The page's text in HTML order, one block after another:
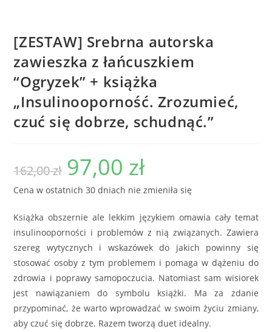
[ZESTAW] Srebrna autorska
zawieszka z łańcuszkiem
“Ogryzek” + książka
„Insulinooporność. Zrozumieć,
czuć się dobrze, schudnąć.”
162,00zł 97,00 zł
Cena w ostatnich 30 dniach nie zmieniła się
Książka obszernie ale lekkim językiem omawia cały temat
insulinooporności i problemów z nią związanych. Zawiera
szereg wytycznych i wskazówek do jakich powinny się
stosować osoby z tym problemem i pomaga w dążeniu do
zdrowia i poprawy samopoczucia. Natomiast sam wisiorek
jest nawiązaniem do symbolu książki. Ma za zdanie
przypominać, że warto wprowadzać w swoim życiu zmiany,
aby czuć się dobrze. Razem tworzą duet idealny.